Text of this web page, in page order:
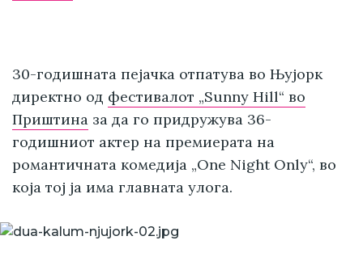
30-годишната пејачка отпатува во Њујорк
директно од фестивалот „Sunny Hill“ во
Приштина за да го придружува 36-
годишниот актер на премиерата на
романтичната комедија „One Night Only“, во
која тој ја има главната улога.